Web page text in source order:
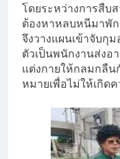
โดยระหว่างการสืบ
ต้องหาหลบหนีมาพั
จึงวางแผนเข้าจับกุ
ตัวเป็นพนักงานส่งอ
แต่งกายให้กลมกลืน
หมายเพื่อไม่ให้เกิด